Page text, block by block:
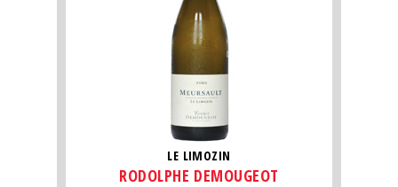
LE LIMOZIN
RODOLPHE DEMOUGEOT